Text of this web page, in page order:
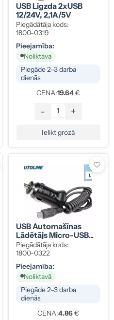
USB Ligzda 2xUSB
12/24V, 2,1A/5V
Piegādātāja kods:
1800-0319
Pieejamība:
Noliktavā
Piegāde 2–3 darba
dienās
CENA:19.64€
- +
Ielikt grozā
USB Automašīnas
Lādētājs Micro-USB
12/24V, 1,2A
Piegādātāja kods:
1800-0322
Pieejamība:
Noliktavā
Piegāde 2–3 darba
dienās
CENA:4.86€